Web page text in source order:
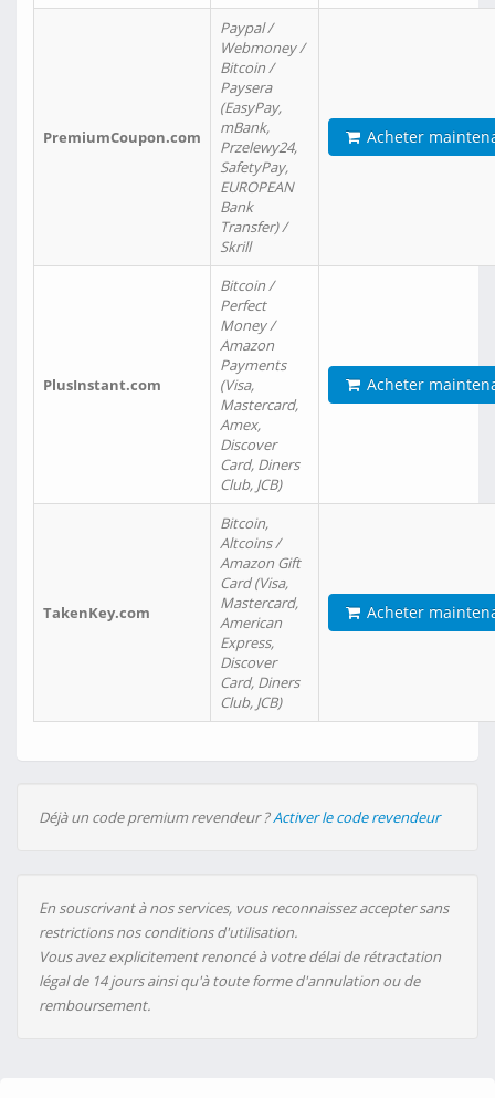
PremiumCoupon.com
Paypal /
Webmoney /
Bitcoin /
Paysera
(EasyPay,
mBank,
Przelewy24,
SafetyPay,
EUROPEAN
Bank
Transfer) /
Skrill
Acheter
PlusInstant.com
Bitcoin /
Perfect
Money /
Amazon
Payments
(Visa,
Mastercard,
Amex,
Discover
Card, Diners
Club, JCB)
Acheter
TakenKey.com
Bitcoin,
Altcoins /
Amazon Gift
Card (Visa,
Mastercard,
American
Express,
Discover
Card, Diners
Club, JCB)
Acheter
Déjà un code premium revendeur ?Activer le code revendeur
En souscrivant à nos services, vous reconnaissez accepter sans
restrictions nos conditions d'utilisation.
Vous avez explicitement renoncé à votre délai de rétractation
légal de 14 jours ainsi qu'à toute forme d'annulation ou de
remboursement.